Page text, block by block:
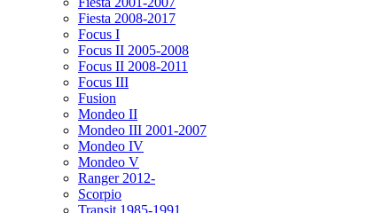
Fiesta 2008-2017
Focus I
Focus II 2005-2008
Focus II 2008-2011
Focus III
Fusion
Mondeo II
Mondeo III 2001-2007
Mondeo IV
Mondeo V
Ranger 2012-
Scorpio
Transit 1985-1991